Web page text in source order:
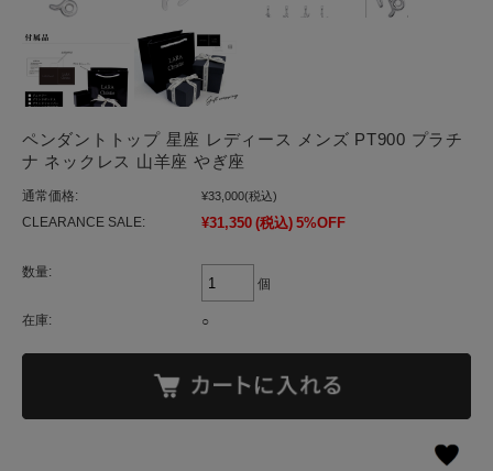
ペンダントトップ 星座 レディース メンズ PT900 プラチ
ナ ネックレス 山羊座 やぎ座
通常価格: ¥33,000(税込)
CLEARANCE SALE: ¥31,350 (税込) 5%OFF
数量:
個
在庫: ○